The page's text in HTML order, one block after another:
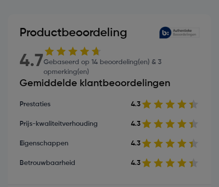
Productbeoordeling
4.7Gebaseerd op 14 beoordeling(en) & 3
opmerking(en)
Gemiddelde klantbeoordelingen
Prestaties 4.3
Prijs-kwaliteitverhouding 4.3
Eigenschappen 4.3
Betrouwbaarheid 4.3